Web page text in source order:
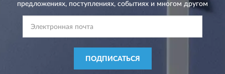
предложениях, поступлениях, событиях и многом другом
ПОДПИСАТЬСЯ